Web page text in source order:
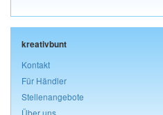
kreativbunt
Kontakt
Für Händler
Stellenangebote
Über uns